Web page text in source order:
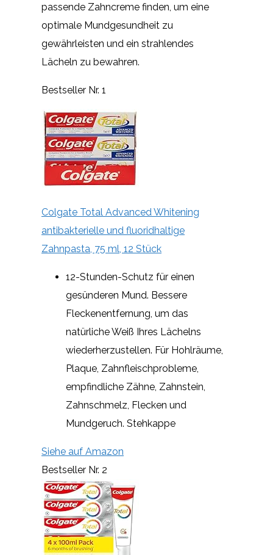
passende Zahncreme finden, um eine
optimale Mundgesundheit zu
gewährleisten und ein strahlendes
Lächeln zu bewahren.
Bestseller Nr. 1
Colgate Total Advanced Whitening
antibakterielle und fluoridhaltige
Zahnpasta, 75 ml, 12 Stück
12-Stunden-Schutz für einen
gesünderen Mund. Bessere
Fleckenentfernung, um das
natürliche Weiß Ihres Lächelns
wiederherzustellen. Für Hohlräume,
Plaque, Zahnfleischprobleme,
empfindliche Zähne, Zahnstein,
Zahnschmelz, Flecken und
Mundgeruch. Stehkappe
Siehe auf Amazon
Bestseller Nr. 2